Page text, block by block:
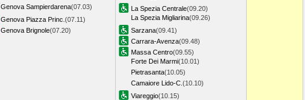
Genova Sampierdarena(07.03)
Genova Piazza Princ. (07.11)
Genova Brignole(07.20)
La Spezia Centrale(09.20)
La Spezia Migliarina(09.26)
Sarzana(09.41)
Carrara-Avenza(09.48)
Massa Centro(09.55)
Forte Dei Marmi(10.01)
Pietrasanta(10.05)
Camaiore Lido-C. (10.10)
Viareggio(10.15)